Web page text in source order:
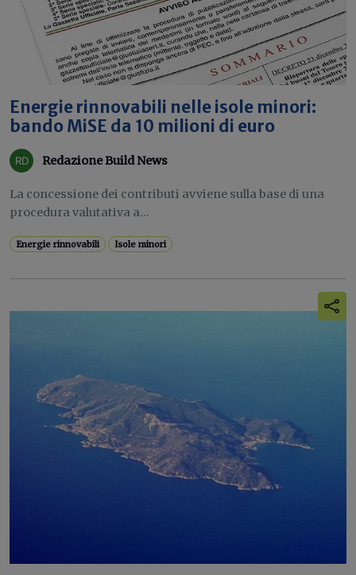
Energie rinnovabili nelle isole minori:
bando MiSE da 10 milioni di euro
Redazione Build News
La concessione dei contributi avviene sulla base di una
procedura valutativa a...
Energie rinnovabili Isole minori